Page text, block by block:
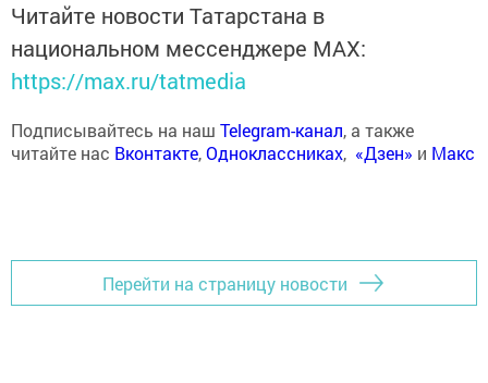
Читайте новости Татарстана в
национальном мессенджере MАХ:
https://max.ru/tatmedia
Подписывайтесь на наш Telegram-канал, а также
читайте нас Вконтакте,Одноклассниках, «Дзен» и Макс
Перейти на страницу новости